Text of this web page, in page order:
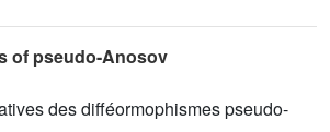
of pseudo-Anosov
des difféormophismes pseudo-